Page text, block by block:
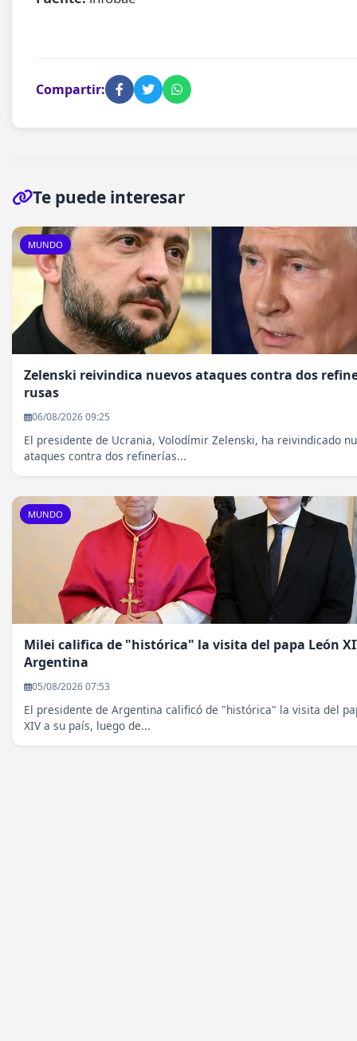
Compartir:
Te puede interesar
MUNDO
Zelenski reivindica nuevos ataques contra dos
rusas
06/08/2026 09:25
El presidente de Ucrania, Volodímir Zelenski, ha reivindicado
ataques contra dos refinerías...
MUNDO
Milei califica de "histórica" la visita del papa León
Argentina
05/08/2026 07:53
El presidente de Argentina calificó de "histórica" la visita del
XIV a su país, luego de...